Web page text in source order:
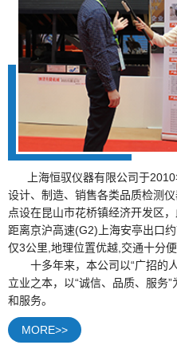
上海恒驭仪器有限公司于2010
设计、制造、销售各类品质检测
点设在昆山市花桥镇经济开发区
距离京沪高速(G2)上海安亭出口
仅3公里,地理位置优越,交通十分便
十多年来，本公司以“广招的人
立业之本，以“诚信、品质、服务
和服务。
MORE>>